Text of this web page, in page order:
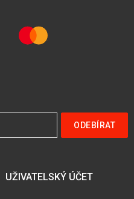
UŽIVATELSKÝ ÚČET